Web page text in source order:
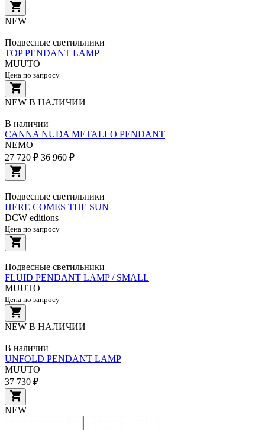
NEW
Подвесные светильники
TOP PENDANT LAMP
MUUTO
Цена по запросу
NEW В НАЛИЧИИ
В наличии
CANNA NUDA METALLO PENDANT
NEMO
27 720 ₽ 36 960 ₽
Подвесные светильники
HERE COMES THE SUN
DCW editions
Цена по запросу
Подвесные светильники
FLUID PENDANT LAMP / SMALL
MUUTO
Цена по запросу
NEW В НАЛИЧИИ
В наличии
UNFOLD PENDANT LAMP
MUUTO
37 730 ₽
NEW